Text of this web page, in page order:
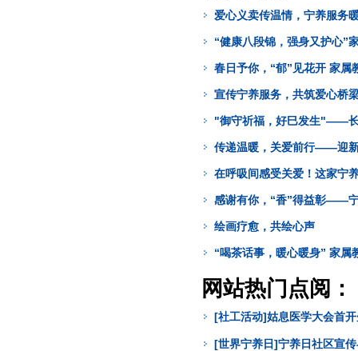
爱心义卖传温情，宁养服务
“健康八段锦，强身又护心”
春日予你，“郁”见花开 家属
宣传宁养服务，共筑爱心桥
"御守祈福，好巳发生"——
传递温暖，关爱前行——迎
在呼吸间感受关爱！这家宁
感谢有你，“香”得益彰——
绘画疗愈，共绘心声
“喝茶话事，暖心暖身” 家属
网站热门点阅：
[社工活动]姑息医学大会首
[世界宁养日]宁养日社区宣